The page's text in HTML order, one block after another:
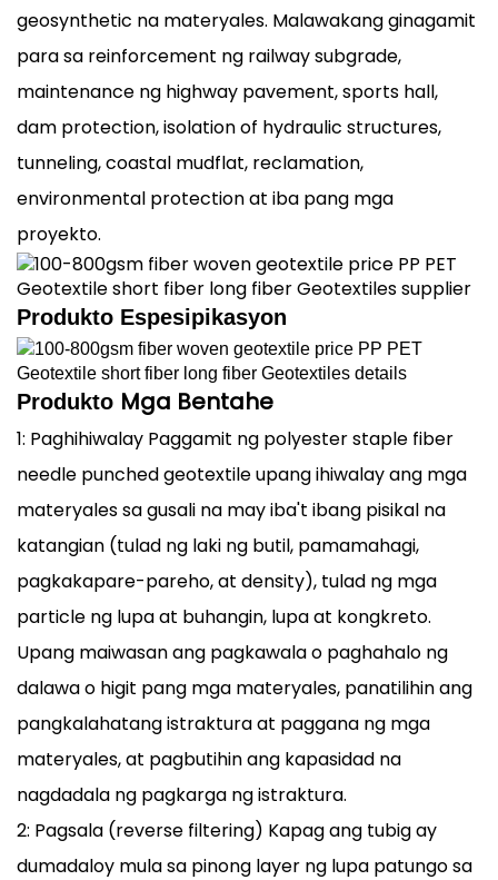
geosynthetic na materyales. Malawakang ginagamit
para sa reinforcement ng railway subgrade,
maintenance ng highway pavement, sports hall,
dam protection, isolation of hydraulic structures,
tunneling, coastal mudflat, reclamation,
environmental protection at iba pang mga
proyekto.
Produkto Espesipikasyon
Produkto Mga Bentahe
1: Paghihiwalay Paggamit ng polyester staple fiber
needle punched geotextile upang ihiwalay ang mga
materyales sa gusali na may iba't ibang pisikal na
katangian (tulad ng laki ng butil, pamamahagi,
pagkakapare-pareho, at density), tulad ng mga
particle ng lupa at buhangin, lupa at kongkreto.
Upang maiwasan ang pagkawala o paghahalo ng
dalawa o higit pang mga materyales, panatilihin ang
pangkalahatang istraktura at paggana ng mga
materyales, at pagbutihin ang kapasidad na
nagdadala ng pagkarga ng istraktura.
2: Pagsala (reverse filtering) Kapag ang tubig ay
dumadaloy mula sa pinong layer ng lupa patungo sa